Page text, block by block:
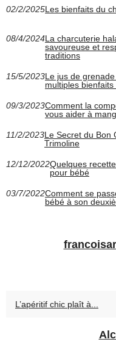
02/2/2025Les bienfaits du
08/4/2024La charcuterie
savoureuse et
traditions
15/5/2023Le jus de
multiples bienfaits
09/3/2023Comment la
vous aider à
11/2/2023Le Secret du Bon
Trimoline
12/12/2022Quelques
pour bébé
03/7/2022Comment se
bébé à son
L’apéritif chic plaît à...